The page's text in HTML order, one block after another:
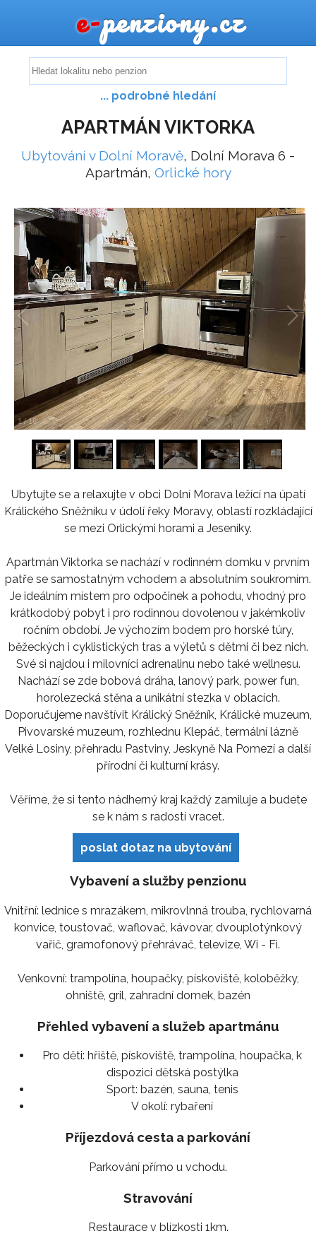
e-penziony.cz
... podrobné hledání
APARTMÁN VIKTORKA
Ubytování v Dolní Moravě, Dolní Morava 6 -
Apartmán, Orlické hory
1/16
Ubytujte se a relaxujte v obci Dolní Morava ležící na úpatí
Králického Sněžníku v údolí řeky Moravy, oblastí rozkládající
se mezi Orlickými horami a Jeseníky.
Apartmán Viktorka se nachází v rodinném domku v prvním
patře se samostatným vchodem a absolutním soukromím.
Je ideálním místem pro odpočinek a pohodu, vhodný pro
krátkodobý pobyt i pro rodinnou dovolenou v jakémkoliv
ročním období. Je výchozím bodem pro horské túry,
běžeckých i cyklistických tras a výletů s dětmi či bez nich.
Své si najdou i milovníci adrenalinu nebo také wellnesu.
Nachází se zde bobová dráha, lanový park, power fun,
horolezecká stěna a unikátní stezka v oblacích.
Doporučujeme navštívit Králický Sněžník, Králické muzeum,
Pivovarské muzeum, rozhlednu Klepáč, termální lázně
Velké Losiny, přehradu Pastviny, Jeskyně Na Pomezí a další
přírodní či kulturní krásy.
Věříme, že si tento nádherný kraj každý zamiluje a budete
se k nám s radostí vracet.
poslat dotaz na ubytování
Vybavení a služby penzionu
Vnitřní: lednice s mrazákem, mikrovlnná trouba, rychlovarná
konvice, toustovač, waflovač, kávovar, dvouplotýnkový
vařič, gramofonový přehrávač, televize, Wi - Fi.
Venkovní: trampolína, houpačky, pískoviště, koloběžky,
ohniště, gril, zahradní domek, bazén
Přehled vybavení a služeb apartmánu
Pro děti: hřiště, pískoviště, trampolína, houpačka, k
dispozici dětská postýlka
Sport: bazén, sauna, tenis
V okolí: rybaření
Příjezdová cesta a parkování
Parkování přímo u vchodu.
Stravování
Restaurace v blízkosti 1km.